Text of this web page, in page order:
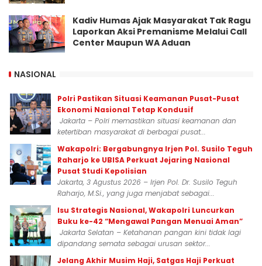
Kadiv Humas Ajak Masyarakat Tak Ragu
Laporkan Aksi Premanisme Melalui Call
Center Maupun WA Aduan
NASIONAL
Polri Pastikan Situasi Keamanan Pusat-Pusat
Ekonomi Nasional Tetap Kondusif
Jakarta – Polri memastikan situasi keamanan dan
ketertiban masyarakat di berbagai pusat...
Wakapolri: Bergabungnya Irjen Pol. Susilo Teguh
Raharjo ke UBISA Perkuat Jejaring Nasional
Pusat Studi Kepolisian
Jakarta, 3 Agustus 2026 – Irjen Pol. Dr. Susilo Teguh
Raharjo, M.Si., yang juga menjabat sebagai...
Isu Strategis Nasional, Wakapolri Luncurkan
Buku ke-42 “Mengawal Pangan Menuai Aman”
Jakarta Selatan – Ketahanan pangan kini tidak lagi
dipandang semata sebagai urusan sektor...
Jelang Akhir Musim Haji, Satgas Haji Perkuat